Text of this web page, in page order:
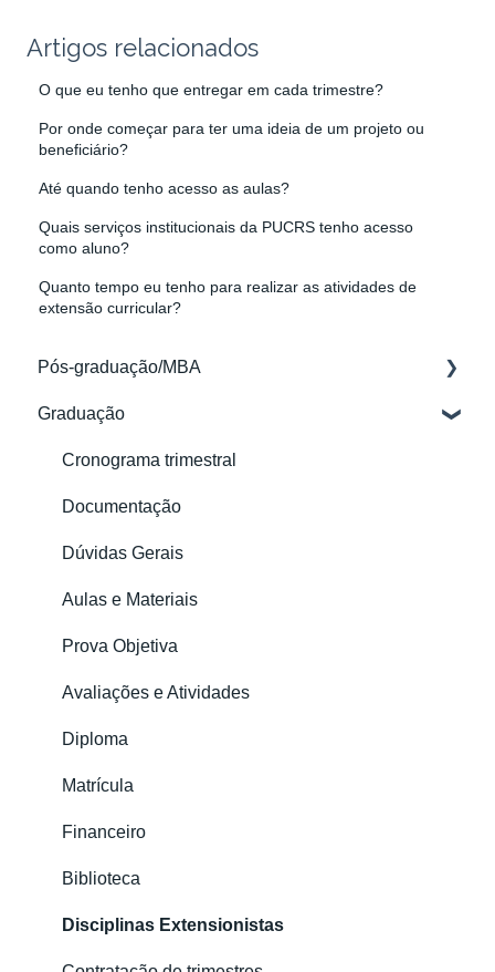
Artigos relacionados
O que eu tenho que entregar em cada trimestre?
Por onde começar para ter uma ideia de um projeto ou
beneficiário?
Até quando tenho acesso as aulas?
Quais serviços institucionais da PUCRS tenho acesso
como aluno?
Quanto tempo eu tenho para realizar as atividades de
extensão curricular?
Pós-graduação/MBA
Acessos
Aulas e Materiais
Documentação
Financeiro
Matrícula
Meu Perfil
Avaliações
Certificado
Graduação
Cronograma trimestral
Documentação
Dúvidas Gerais
Aulas e Materiais
Prova Objetiva
Avaliações e Atividades
Diploma
Matrícula
Financeiro
Biblioteca
Disciplinas Extensionistas